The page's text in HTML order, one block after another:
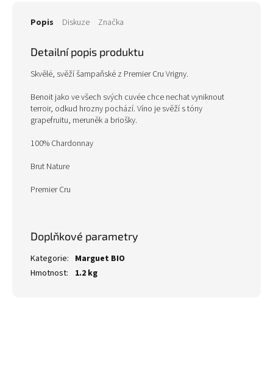
Popis Diskuze Značka
Detailní popis produktu
Skvělé, svěží šampaňské z Premier Cru Vrigny.
Benoit jako ve všech svých cuvée chce nechat vyniknout
terroir, odkud hrozny pochází. Víno je svěží s tóny
grapefruitu, meruněk a briošky.
100% Chardonnay
Brut Nature
Premier Cru
Doplňkové parametry
Kategorie: Marguet BIO
Hmotnost: 1.2 kg